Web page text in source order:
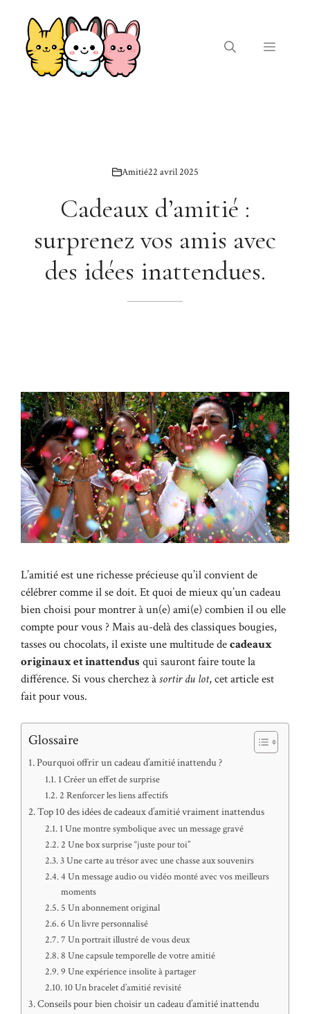
contenu
Menu
Amitié22 avril 2025
Cadeaux d’amitié :
surprenez vos amis avec
des idées inattendues.
L’amitié est une richesse précieuse qu’il convient de
célébrer comme il se doit. Et quoi de mieux qu’un cadeau
bien choisi pour montrer à un(e) ami(e) combien il ou elle
compte pour vous ? Mais au-delà des classiques bougies,
tasses ou chocolats, il existe une multitude decadeaux
originaux et inattendus qui sauront faire toute la
différence. Si vous cherchez àsortir du lot, cet article est
fait pour vous.
Glossaire
Pourquoi offrir un cadeau d’amitié inattendu ?
1 Créer un effet de surprise
2 Renforcer les liens affectifs
Top 10 des idées de cadeaux d’amitié vraiment inattendus
1 Une montre symbolique avec un message gravé
2 Une box surprise “juste pour toi”
3 Une carte au trésor avec une chasse aux souvenirs
4 Un message audio ou vidéo monté avec vos meilleurs
moments
5 Un abonnement original
6 Un livre personnalisé
7 Un portrait illustré de vous deux
8 Une capsule temporelle de votre amitié
9 Une expérience insolite à partager
10 Un bracelet d’amitié revisité
Conseils pour bien choisir un cadeau d’amitié inattendu